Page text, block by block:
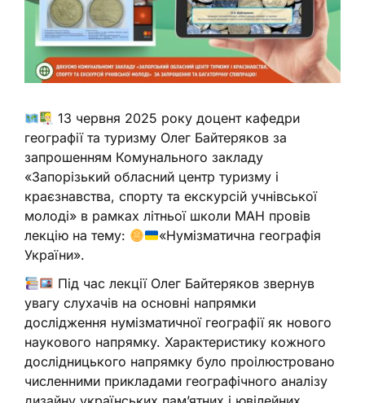
13 червня 2025 року доцент кафедри
географії та туризму Олег Байтеряков за
запрошенням Комунального закладу
«Запорізький обласний центр туризму і
краєзнавства, спорту та екскурсій учнівської
молоді» в рамках літньої школи МАН провів
лекцію на тему:
«Нумізматична географія
України».
Під час лекції Олег Байтеряков звернув
увагу слухачів на основні напрямки
дослідження нумізматичної географії як нового
наукового напрямку. Характеристику кожного
дослідницького напрямку було проілюстровано
численними прикладами географічного аналізу